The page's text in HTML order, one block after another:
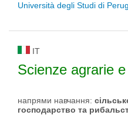
Università degli Studi di
IT
Scienze agrarie
напрями навчання:
господарство та